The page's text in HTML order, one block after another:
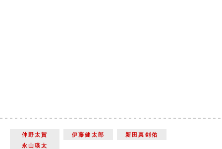
仲野太賀 伊藤健太郎
新田真剣佑
永山瑛太